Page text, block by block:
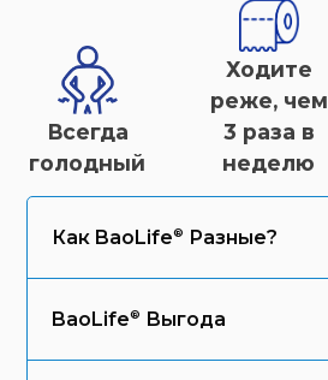
Всегда
голодный
Ходите
реже, чем
3 раза в
неделю
Как BaoLife Разные?
BaoLife Выгода